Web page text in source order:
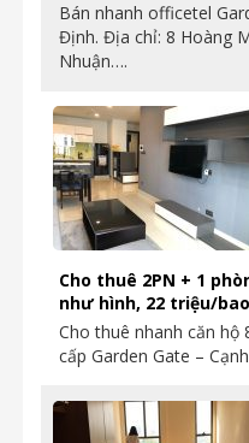
Bán nhanh officetel
Định. Địa chỉ: 8 Hoàng
Nhuận….
Cho thuê 2PN + 1
như hình, 22 triệu/
Cho thuê nhanh căn hộ
cấp Garden Gate –